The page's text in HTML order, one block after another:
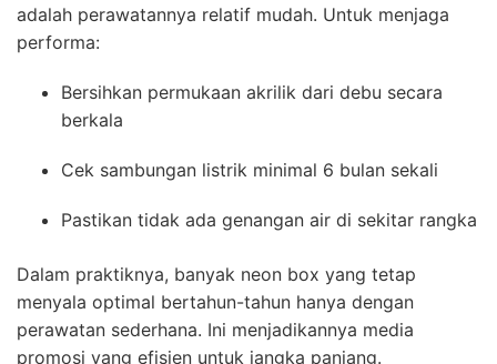
adalah perawatannya relatif mudah. Untuk menjaga
performa:
Bersihkan permukaan akrilik dari debu secara
berkala
Cek sambungan listrik minimal 6 bulan sekali
Pastikan tidak ada genangan air di sekitar rangka
Dalam praktiknya, banyak neon box yang tetap
menyala optimal bertahun-tahun hanya dengan
perawatan sederhana. Ini menjadikannya media
promosi yang efisien untuk jangka panjang.